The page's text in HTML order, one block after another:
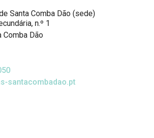
Santa Comba Dão (sede)
n.º 1
Comba Dão
santacombadao.pt